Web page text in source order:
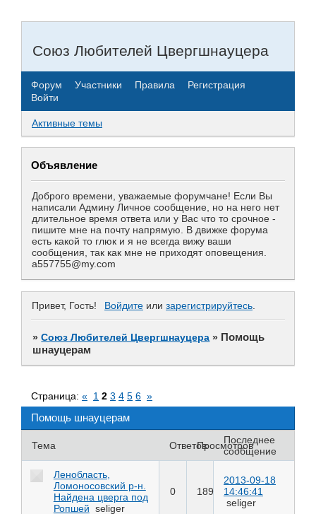
Союз Любителей Цвергшнауцера
Форум Участники Правила
Регистрация
Войти
Активные темы
Объявление
Доброго времени, уважаемые форумчане! Если Вы
написали Админу Личное сообщение, но на него нет
длительное время ответа или у Вас что то срочное -
пишите мне на почту напрямую. В движке форума
есть какой то глюк и я не всегда вижу ваши
сообщения, так как мне не приходят оповещения.
a557755@my.com
Привет, Гость! Войдите или зарегистрируйтесь.
»Союз Любителей Цвергшнауцера » Помощь
шнауцерам
Помощь шнауцерам
Страница: « 1 2 3 4 5 6 »
Тема ОтветовПросмотров
Последнее
сообщение
Ленобласть,
Ломоносовский р-н.
Найдена цверга под
Ропшей seliger
0 189
2013-09-18
14:46:41
seliger